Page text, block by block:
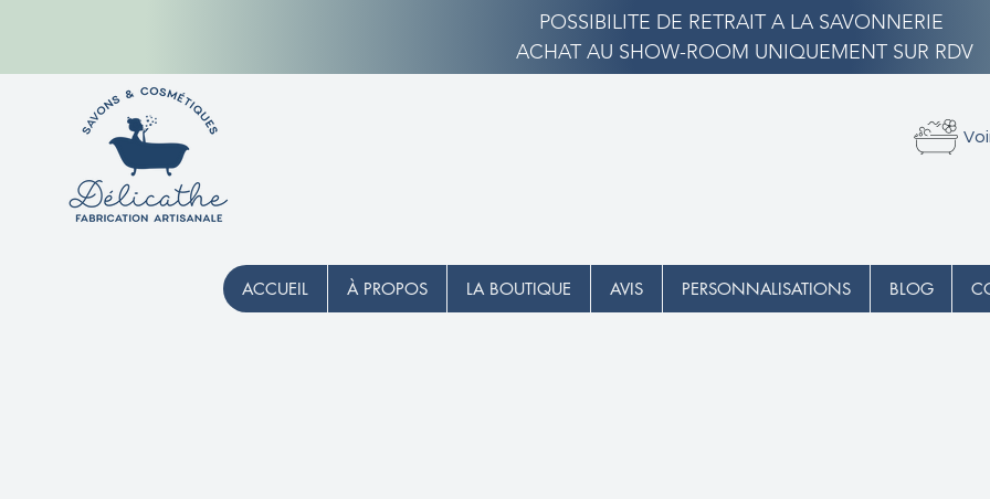
POSSIBILITE DE RETRAIT A LA SAVONNERIE
ACHAT AU SHOW-ROOM UNIQUEMENT SUR RDV
ACCUEIL À PROPOS LA BOUTIQUE AVIS PERSONNALISATIONS BLOG